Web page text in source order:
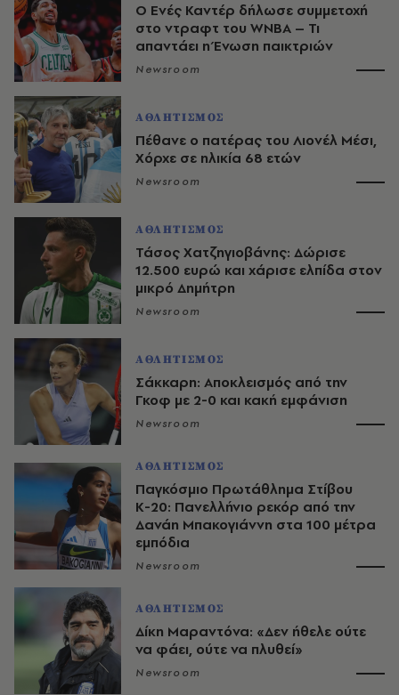
Ο Ενές Καντέρ δήλωσε συμμετοχή
στο ντραφτ του WNBA – Τι
απαντάει η Ένωση παικτριών
Newsroom
ΑΘΛΗΤΙΣΜΟΣ
Πέθανε ο πατέρας του Λιονέλ Μέσι,
Χόρχε σε ηλικία 68 ετών
Newsroom
ΑΘΛΗΤΙΣΜΟΣ
Τάσος Χατζηγιοβάνης: Δώρισε
12.500 ευρώ και χάρισε ελπίδα στον
μικρό Δημήτρη
Newsroom
ΑΘΛΗΤΙΣΜΟΣ
Σάκκαρη: Αποκλεισμός από την
Γκοφ με 2-0 και κακή εμφάνιση
Newsroom
ΑΘΛΗΤΙΣΜΟΣ
Παγκόσμιο Πρωτάθλημα Στίβου
Κ-20: Πανελλήνιο ρεκόρ από την
Δανάη Μπακογιάννη στα 100 μέτρα
εμπόδια
Newsroom
ΑΘΛΗΤΙΣΜΟΣ
Δίκη Μαραντόνα: «Δεν ήθελε ούτε
να φάει, ούτε να πλυθεί»
Newsroom